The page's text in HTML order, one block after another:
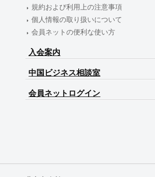
規約および利用上の注意事項
個人情報の取り扱いについて
会員ネットの便利な使い方
入会案内
中国ビジネス相談室
会員ネットログイン